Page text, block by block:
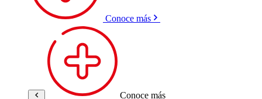
Conoce más
Conoce más